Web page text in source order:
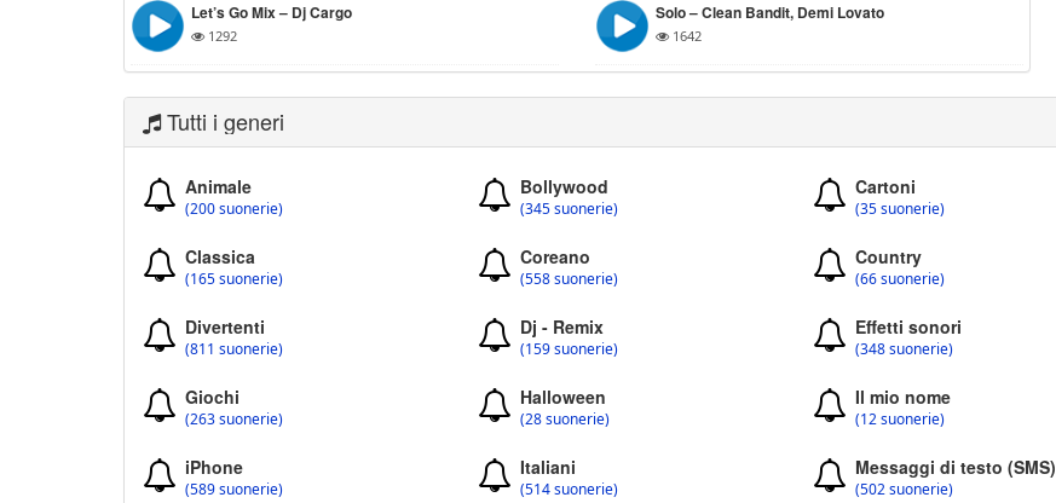
Let’s Go Mix – Dj Cargo
1292
Solo – Clean Bandit, Demi Lovato
1642
Tutti i generi
Animale
(200 suonerie)
Bollywood
(345 suonerie)
Cartoni
(35 suonerie)
Classica
(165 suonerie)
Coreano
(558 suonerie)
Country
(66 suonerie)
Divertenti
(811 suonerie)
Dj - Remix
(159 suonerie)
Effetti sonori
(348 suonerie)
Giochi
(263 suonerie)
Halloween
(28 suonerie)
Il mio nome
(12 suonerie)
iPhone
(589 suonerie)
Italiani
(514 suonerie)
Messaggi di testo (SMS)
(502 suonerie)